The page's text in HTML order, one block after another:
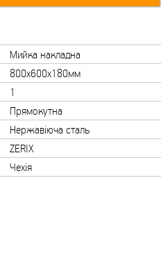
Мийка накладна
800х600х180мм
1
Прямокутна
Нержавіюча сталь
ZERIX
Чехія